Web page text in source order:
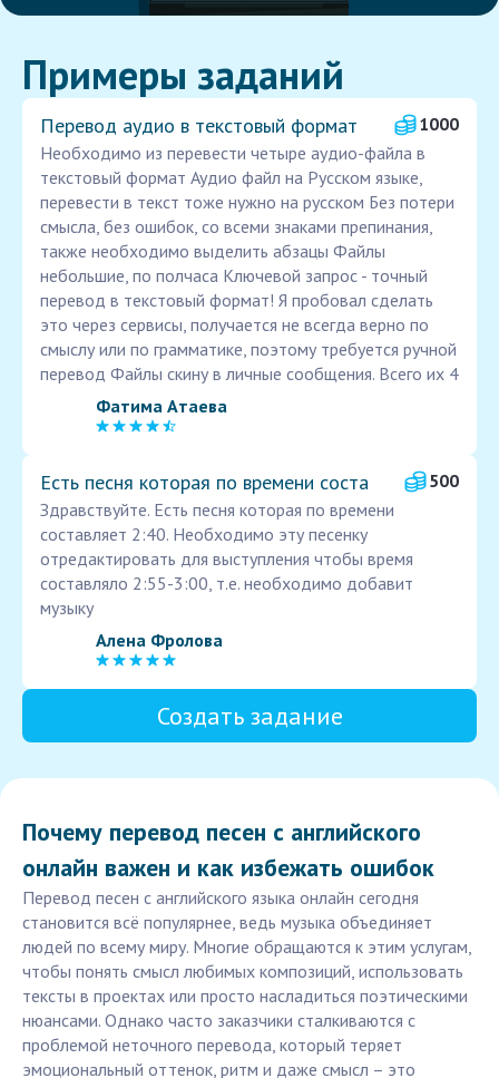
Примеры заданий
Перевод аудио в текстовый формат
1000
Необходимо из перевести четыре аудио-файла в
текстовый формат Аудио файл на Русском языке,
перевести в текст тоже нужно на русском Без потери
смысла, без ошибок, со всеми знаками препинания,
также необходимо выделить абзацы Файлы
небольшие, по полчаса Ключевой запрос - точный
перевод в текстовый формат! Я пробовал сделать
это через сервисы, получается не всегда верно по
смыслу или по грамматике, поэтому требуется ручной
перевод Файлы скину в личные сообщения. Всего их 4
Фатима Атаева
Есть песня которая по времени соста
500
Здравствуйте. Есть песня которая по времени
составляет 2:40. Необходимо эту песенку
отредактировать для выступления чтобы время
составляло 2:55-3:00, т.е. необходимо добавит
музыку
Алена Фролова
Создать задание
Почему перевод песен с английского
онлайн важен и как избежать ошибок
Перевод песен с английского языка онлайн сегодня
становится всё популярнее, ведь музыка объединяет
людей по всему миру. Многие обращаются к этим услугам,
чтобы понять смысл любимых композиций, использовать
тексты в проектах или просто насладиться поэтическими
нюансами. Однако часто заказчики сталкиваются с
проблемой неточного перевода, который теряет
эмоциональный оттенок, ритм и даже смысл – это